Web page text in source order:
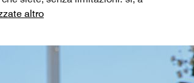
altro